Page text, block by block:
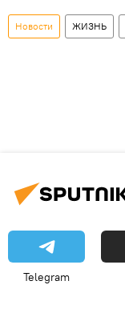
Новости ЖИЗНЬ
Telegram